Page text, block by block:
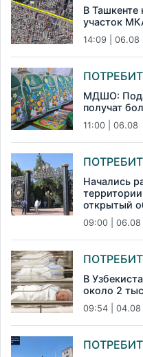
В Ташкенте
участок
14:09 | 06.08
МДШО:
получат
11:00 | 06.08
Начались
открытый
09:00 | 06.08
В
около 2
09:54 | 04.08